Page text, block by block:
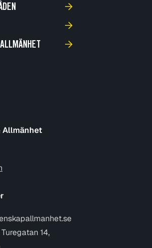
Allmänhet
14,